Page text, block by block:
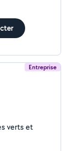
Entreprise
verts et